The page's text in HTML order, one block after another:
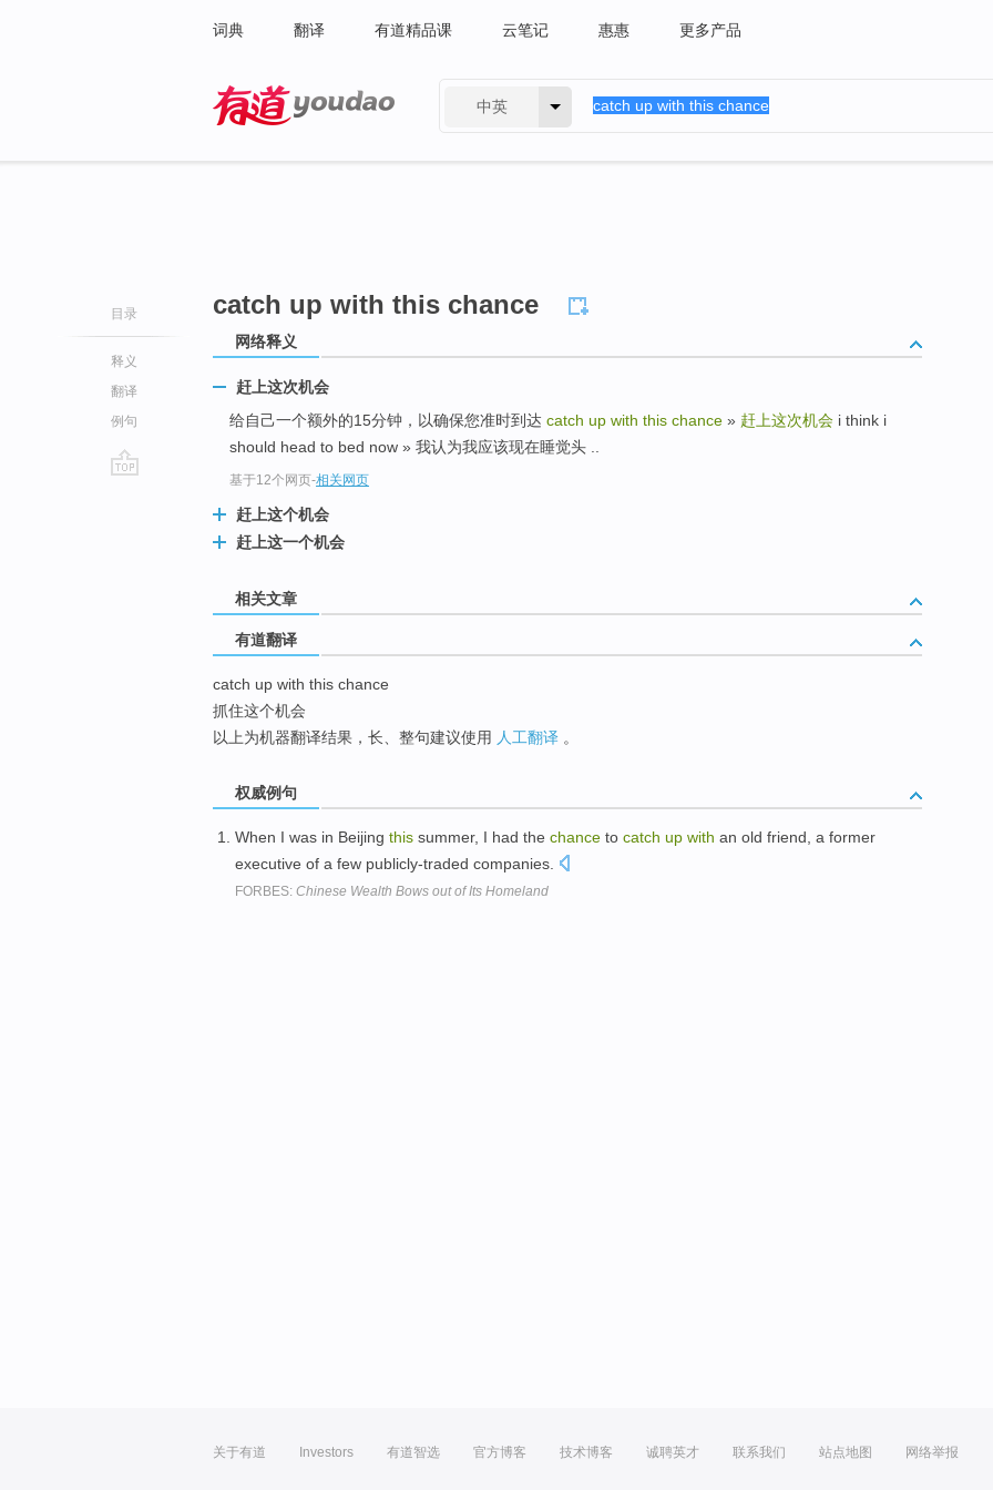
词典 翻译 有道精品课 云笔记 惠惠 更多产品
中英
目录
释义
翻译
例句
catch up with this chance
网络释义
赶上这次机会
给自己一个额外的15分钟，以确保您准时到达 catch up with this chance » 赶上这次机会 i think i
should head to bed now » 我认为我应该现在睡觉头 ..
基于12个网页-相关网页
赶上这个机会
赶上这一个机会
相关文章
有道翻译
catch up with this chance
抓住这个机会
以上为机器翻译结果，长、整句建议使用 人工翻译 。
权威例句
When I was in Beijing this summer, I had the chance to catch up with an old friend, a former
executive of a few publicly-traded companies.
FORBES: Chinese Wealth Bows out of Its Homeland
关于有道 Investors 有道智选 官方博客 技术博客 诚聘英才 联系我们 站点地图 网络举报